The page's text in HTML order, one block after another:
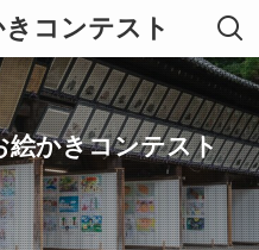
コンテスト
かきコンテスト